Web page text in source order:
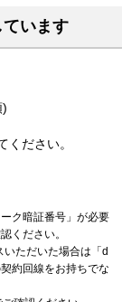
います
)
ださい。
ク暗証番号」が必要
ください。
ただいた場合は「d
約回線をお持ちでな